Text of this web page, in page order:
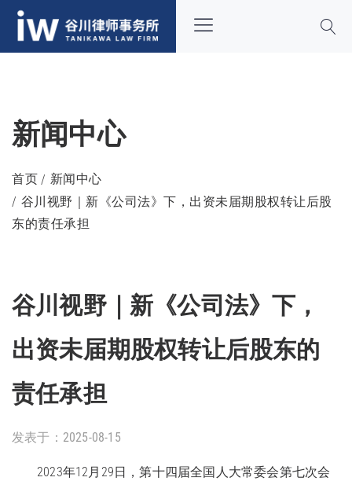
新闻中心
首页
新闻中心
谷川视野｜新《公司法》下，出资未届期股权转让后股
东的责任承担
谷川视野｜新《公司法》下，
出资未届期股权转让后股东的
责任承担
发表于：2025-08-15
2023年12月29日，第十四届全国人大常委会第七次会